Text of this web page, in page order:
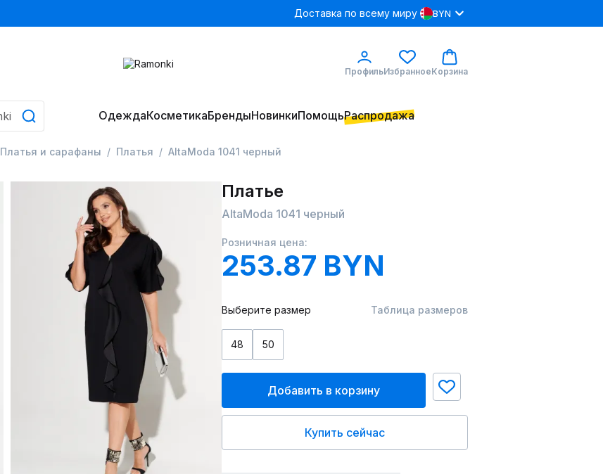
Доставка по всему миру BYN
ПрофильИзбранноеКорзина
ОдеждаКосметикаБрендыНовинкиПомощьРаспродажа
Платья и сарафаны Платья AltaModa 1041 черный
Платье
AltaModa 1041 черный
Розничная цена:
253.87 BYN
Выберите размер Таблица размеров
48 50
Добавить в корзину
Купить сейчас